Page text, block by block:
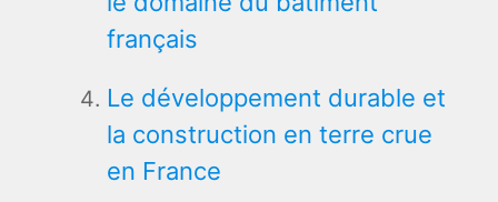
français
Le développement durable et
la construction en terre crue
en France